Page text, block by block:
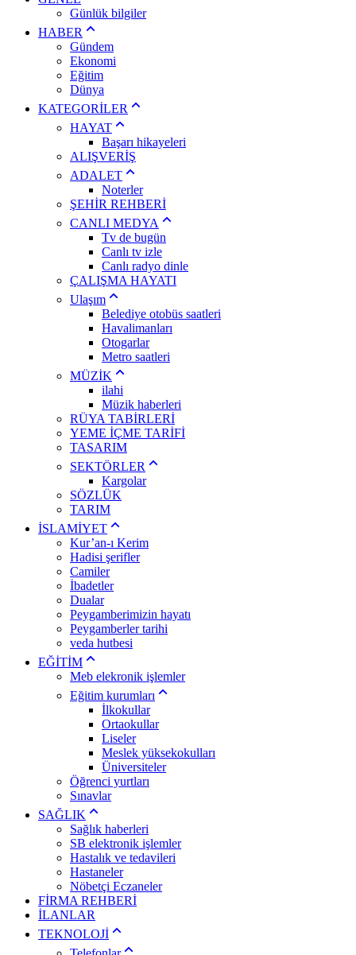
Günlük bilgiler
HABER
Gündem
Ekonomi
Eğitim
Dünya
KATEGORİLER
HAYAT
Başarı hikayeleri
ALIŞVERİŞ
ADALET
Noterler
ŞEHİR REHBERİ
CANLI MEDYA
Tv de bugün
Canlı tv izle
Canlı radyo dinle
ÇALIŞMA HAYATI
Ulaşım
Belediye otobüs saatleri
Havalimanları
Otogarlar
Metro saatleri
MÜZİK
ilahi
Müzik haberleri
RÜYA TABİRLERİ
YEME İÇME TARİFİ
TASARIM
SEKTÖRLER
Kargolar
SÖZLÜK
TARIM
İSLAMİYET
Kur’an-ı Kerim
Hadisi şerifler
Camiler
İbadetler
Dualar
Peygamberimizin hayatı
Peygamberler tarihi
veda hutbesi
EĞİTİM
Meb elekronik işlemler
Eğitim kurumları
İlkokullar
Ortaokullar
Liseler
Meslek yüksekokulları
Üniversiteler
Öğrenci yurtları
Sınavlar
SAĞLIK
Sağlık haberleri
SB elektronik işlemler
Hastalık ve tedavileri
Hastaneler
Nöbetçi Eczaneler
FİRMA REHBERİ
İLANLAR
TEKNOLOJİ